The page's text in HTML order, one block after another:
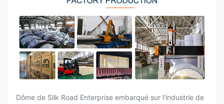
Dôme de Silk Road Enterprise embarqué sur l'industrie de